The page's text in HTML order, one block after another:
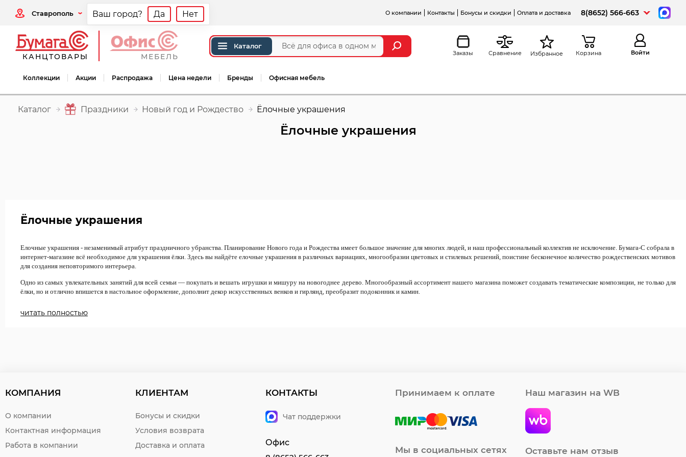
Ставрополь Ваш город? Да Нет О компании Контакты Бонусы и скидки Оплата и доставка 8(8652) 566-663
КАНЦТОВАРЫ МЕБЕЛЬ
Каталог
Заказы Сравнение Избранное Корзина Войти
Коллекции Акции Распродажа Цена недели Бренды Офисная мебель
Каталог Праздники Новый год и Рождество Ёлочные украшения
Ёлочные украшения
Ёлочные украшения
Елочные украшения - незаменимый атрибут праздничного убранства. Планирование Нового года и Рождества имеет большое значение для многих людей, и наш профессиональный коллектив не исключение. Бумага-С собрала в
интернет-магазине всё необходимое для украшения ёлки Здесь вы найдёте елочные украшения в различных вариациях, многообразии цветовых и стилевых решений, поистине бесконечное количество рождественских мотивов
для создания неповторимого интерьера.
Одно из самых увлекательных занятий для всей семьи — покупать и вешать игрушки и мишуру на новогоднее дерево. Многообразный ассортимент нашего магазина поможет создавать тематические композиции, не только для
ёлки, но и отлично впишется в настольное оформление, дополнит декор искусственных венков и гирлянд, преобразит подоконник и камин.
читать полностью
КОМПАНИЯ
О компании
Контактная информация
Работа в компании
КЛИЕНТАМ
Бонусы и скидки
Условия возврата
Доставка и оплата
КОНТАКТЫ
Чат поддержки
Офис
Принимаем к оплате
Мы в социальных сетях
Наш магазин на WB
Оставьте нам отзыв